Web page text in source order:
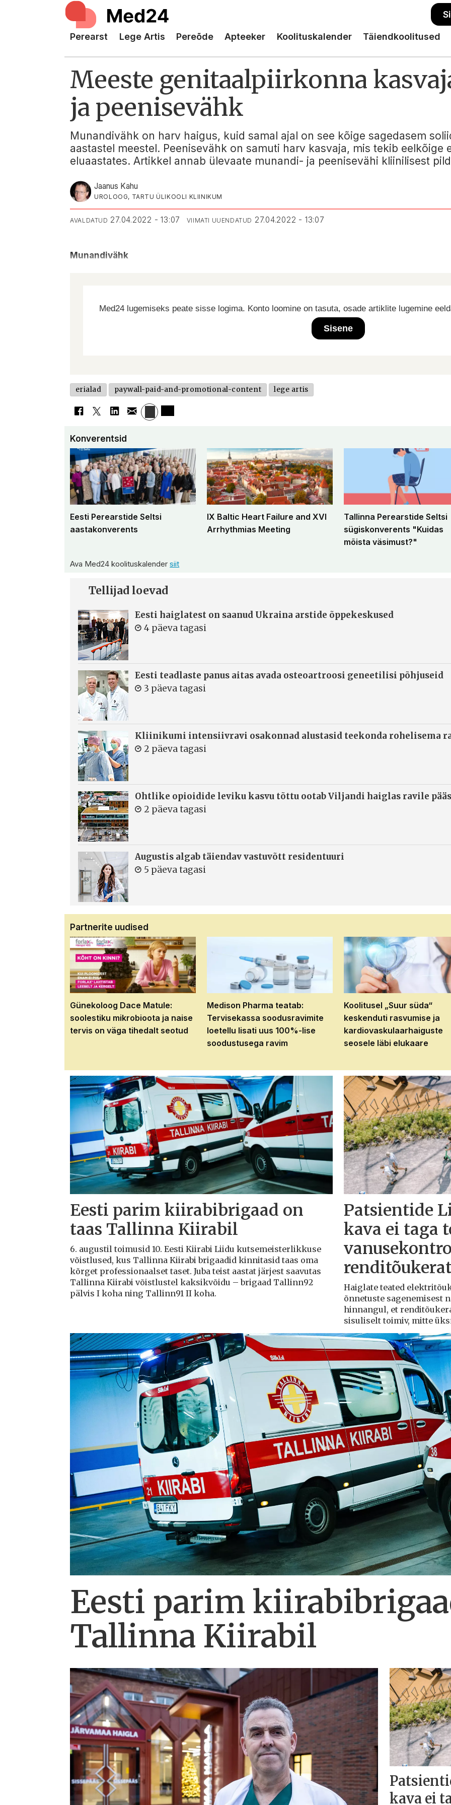
Perearst Lege Artis Pereõde Apteeker Koolituskalender Täiendkoolitused
Meeste genitaalpiirkonna
ja peenisevähk
Munandivähk on harv haigus, kuid samal ajal on see kõige sagedasem
aastastel meestel. Peenisevähk on samuti harv kasvaja, mis tekib eelkõige
eluaastates. Artikkel annab ülevaate munandi- ja peenisevähi kliinilisest
Jaanus Kahu
UROLOOG, TARTU ÜLIKOOLI KLIINIKUM
AVALDATUD 27.04.2022 - 13:07 VIIMATI UUENDATUD 27.04.2022 - 13:07
Munandivähk
Med24 lugemiseks peate sisse logima. Konto loomine on tasuta, osade artiklite lugemine
Sisene
erialad paywall-paid-and-promotional-content lege artis
Konverentsid
Eesti Perearstide Seltsi
aastakonverents
IX Baltic Heart Failure and XVI
Arrhythmias Meeting
Tallinna Perearstide Seltsi
sügiskonverents "Kuidas
mõista väsimust?"
Ava Med24 koolituskalendersiit
Tellijad loevad
Eesti haiglatest on saanud Ukraina arstide õppekeskused
4 päeva tagasi
Eesti teadlaste panus aitas avada osteoartroosi geneetilisi põhjuseid
3 päeva tagasi
Kliinikumi intensiivravi osakonnad alustasid teekonda rohelisema
2 päeva tagasi
Ohtlike opioidide leviku kasvu tõttu ootab Viljandi haiglas ravile
2 päeva tagasi
Augustis algab täiendav vastuvõtt residentuuri
5 päeva tagasi
Partnerite uudised
Günekoloog Dace Matule:
soolestiku mikrobioota ja naise
tervis on väga tihedalt seotud
Medison Pharma teatab:
Tervisekassa soodusravimite
loetellu lisati uus 100%-lise
soodustusega ravim
Koolitusel „Suur süda“
keskenduti rasvumise ja
kardiovaskulaarhaiguste
seosele läbi elukaare
Eesti parim kiirabibrigaad on
taas Tallinna Kiirabil
6. augustil toimusid 10. Eesti Kiirabi Liidu kutsemeisterlikkuse
võistlused, kus Tallinna Kiirabi brigaadid kinnitasid taas oma
kõrget professionaalset taset. Juba teist aastat järjest saavutas
Tallinna Kiirabi võistlustel kaksikvõidu – brigaad Tallinn92
pälvis I koha ning Tallinn91 II koha.
Patsientide
kava ei taga
Haiglate teated
õnnetuste sagenemisest
hinnangul, et
sisuliselt toimiv, mitte
Eesti parim
Tallinna Kiirabil
kava ei